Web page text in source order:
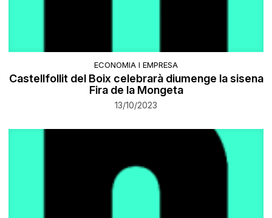
ECONOMIA I EMPRESA
Castellfollit del Boix celebrarà diumenge la sisena
Fira de la Mongeta
13/10/2023